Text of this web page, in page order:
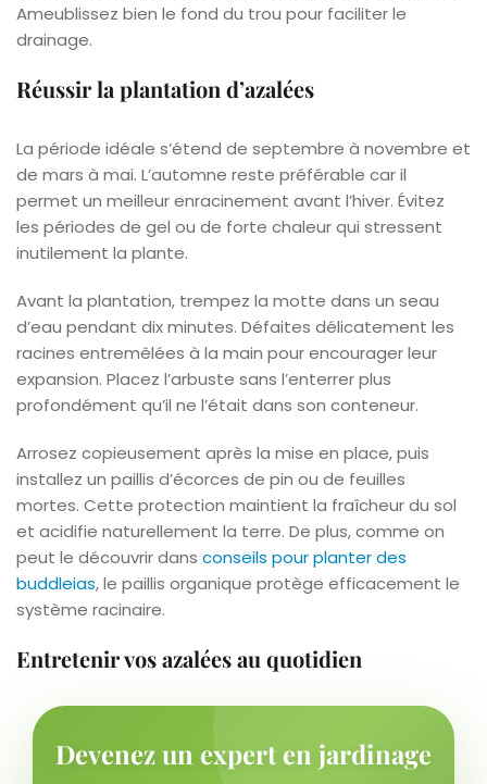
Ameublissez bien le fond du trou pour faciliter le
drainage.
Réussir la plantation d’azalées
La période idéale s’étend de septembre à novembre et
de mars à mai. L’automne reste préférable car il
permet un meilleur enracinement avant l’hiver. Évitez
les périodes de gel ou de forte chaleur qui stressent
inutilement la plante.
Avant la plantation, trempez la motte dans un seau
d’eau pendant dix minutes. Défaites délicatement les
racines entremêlées à la main pour encourager leur
expansion. Placez l’arbuste sans l’enterrer plus
profondément qu’il ne l’était dans son conteneur.
Arrosez copieusement après la mise en place, puis
installez un paillis d’écorces de pin ou de feuilles
mortes. Cette protection maintient la fraîcheur du sol
et acidifie naturellement la terre. De plus, comme on
peut le découvrir dans conseils pour planter des
buddleias, le paillis organique protège efficacement le
système racinaire.
Entretenir vos azalées au quotidien
Devenez un expert en jardinage